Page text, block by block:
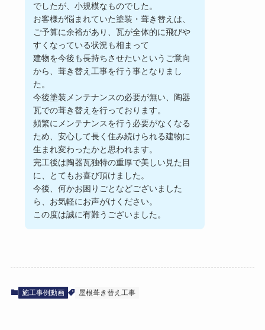
でしたが、小規模なものでした。
お客様が悩まれていた塗装・葺き替えは、
ご予算に余裕があり、瓦が全体的に飛びや
すくなっている状況も相まって
建物を今後も長持ちさせたいというご意向
から、葺き替え工事を行う事となりまし
た。
今後塗装メンテナンスの必要が無い、陶器
瓦での葺き替えを行っております。
頻繁にメンテナンスを行う必要がなくなる
ため、安心して長く住み続けられる建物に
生まれ変わったかと思われます。
完工後は陶器瓦独特の重厚で美しい見た目
に、とてもお喜び頂けました。
今後、何かお困りごとなどございました
ら、お気軽にお声がけください。
この度は誠に有難うございました。
施工事例動画 屋根葺き替え工事